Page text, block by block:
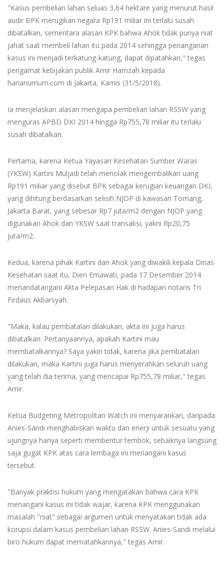
"Kasus pembelian lahan seluas 3,64 hektare yang menurut hasil
audir BPK merugikan negara Rp191 miliar ini terlalu susah
dibatalkan, sementara alasan KPK bahwa Ahok tidak punya niat
jahat saat membeli lahan itu pada 2014 sehingga penanganan
kasus ini menjadi terkatung-katung, dapat dipatahkan," tegas
pengamat kebijakan publik Amir Hamzah kepada
harianumum.com di Jakarta, Kamis (31/5/2018).
Ia menjelaskan alasan mengapa pembelian lahan RSSW yang
menguras APBD DKI 2014 hingga Rp755,78 miliar itu terlalu
susah dibatalkan.
Pertama, karena Ketua Yayasan Kesehatan Sumber Waras
(YKSW) Kartini Muljadi telah menolak mengembalikan uang
Rp191 miliar yang disebut BPK sebagai kerugian keuangan DKI,
yang dihitung berdasarkan selisih NJOP di kawasan Tomang,
Jakarta Barat, yang sebesar Rp7 juta/m2 dengan NJOP yang
digunakan Ahok dan YKSW saat transaksi, yakni Rp20,75
juta/m2.
Kedua, karena pihak Kartini dan Ahok yang diwakili kepala Dinas
Kesehatan saat itu, Dien Emawati, pada 17 Desember 2014
menandatangani Akta Pelepasan Hak di hadapan notaris Tri
Firdaus Akbarsyah.
"Maka, kalau pembatalan dilakukan, akta ini juga harus
dibatalkan. Pertanyaannya, apakah Kartini mau
membatalkannya? Saya yakin tidak, karena jika pembatalan
dilakukan, maka Kartini juga harus menyerahkan seluruh uang
yang telah dia terima, yang mencapai Rp755,78 miliar," tegas
Amir.
Ketua Budgeting Metropolitan Watch ini menyarankan, daripada
Anies-Sandi menghabiskan waktu dan enerji untuk sesuatu yang
ujungnya hanya seperti membentur tembok, sebaiknya langsung
saja gugat KPK atas cara lembaga ini menangani kasus
tersebut.
"Banyak praktisi hukum yang mengatakan bahwa cara KPK
menangani kasus ini tidak wajar, karena KPK menggunakan
masalah "niat" sebagai argumen untuk menyatakan tidak ada
korupsi dalam kasus pembelian lahan RSSW. Anies-Sandi melalui
biro hukum dapat mematahkannya," tegas Amir.